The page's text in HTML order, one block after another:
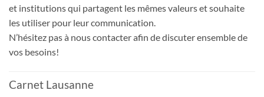
et institutions qui partagent les mêmes valeurs et souhaite
les utiliser pour leur communication.
N’hésitez pas à nous contacter afin de discuter ensemble de
vos besoins!
Carnet Lausanne